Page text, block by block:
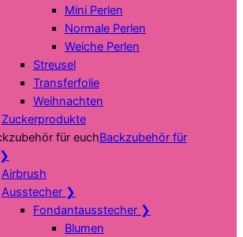
Mini Perlen
Normale Perlen
Weiche Perlen
Streusel
Transferfolie
Weihnachten
Zuckerprodukte
Backzubehör für
❯
Airbrush
Ausstecher ❯
Fondantausstecher ❯
Blumen